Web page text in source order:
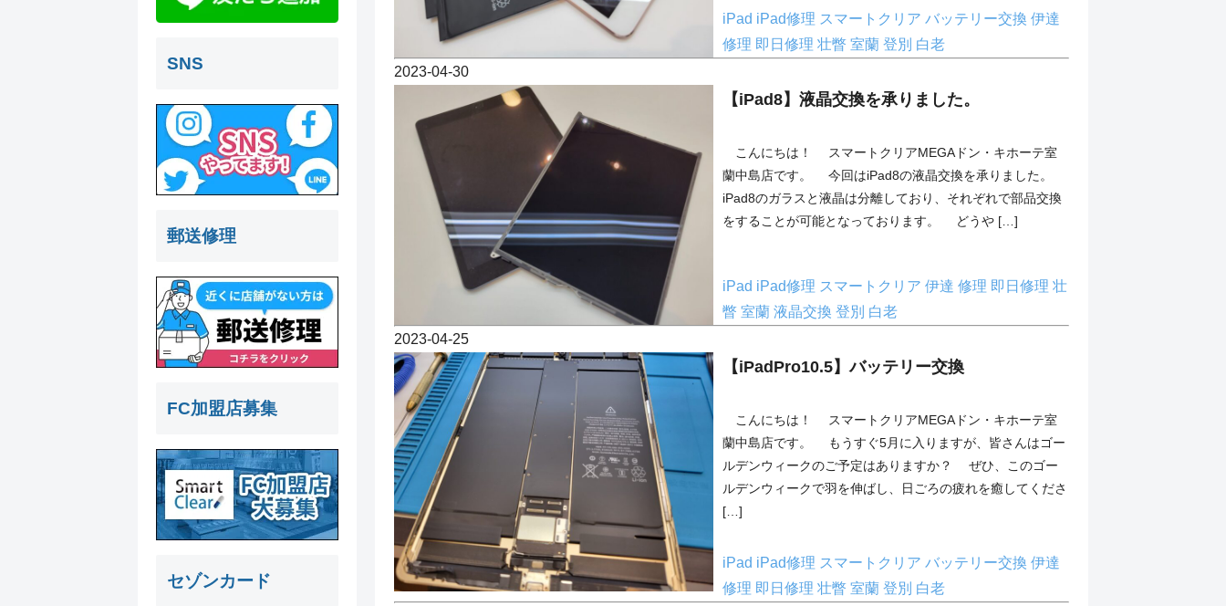
iPad iPad修理 スマートクリア バッテリー交換 伊達
修理 即日修理 壮瞥 室蘭 登別 白老
2023-04-30
【iPad8】液晶交換を承りました。
こんにちは！ スマートクリアMEGAドン・キホーテ室
蘭中島店です。 今回はiPad8の液晶交換を承りました。
iPad8のガラスと液晶は分離しており、それぞれで部品交換
をすることが可能となっております。 どうや […]
iPad iPad修理 スマートクリア 伊達 修理 即日修理 壮
瞥 室蘭 液晶交換 登別 白老
2023-04-25
【iPadPro10.5】バッテリー交換
こんにちは！ スマートクリアMEGAドン・キホーテ室
蘭中島店です。 もうすぐ5月に入りますが、皆さんはゴー
ルデンウィークのご予定はありますか？ ぜひ、このゴー
ルデンウィークで羽を伸ばし、日ごろの疲れを癒してくださ
[…]
iPad iPad修理 スマートクリア バッテリー交換 伊達
修理 即日修理 壮瞥 室蘭 登別 白老
SNS
郵送修理
FC加盟店募集
セゾンカード